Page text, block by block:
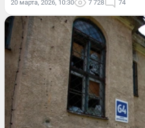
20 марта, 2026, 10:30 7 728 74